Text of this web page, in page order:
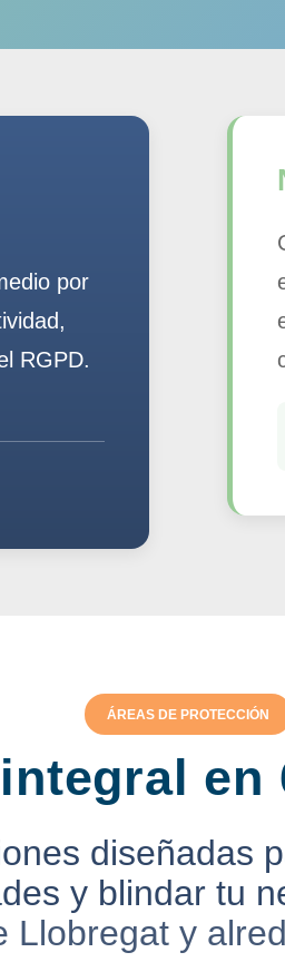
por
RGPD.
ÁREAS DE PROTECCIÓN
en
diseñadas
y blindar tu
Llobregat y